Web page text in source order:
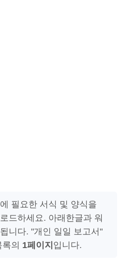
필요한 서식 및 양식을
드하세요. 아래한글과 워
니다. "개인 일일 보고서"
록의 1페이지 입니다.